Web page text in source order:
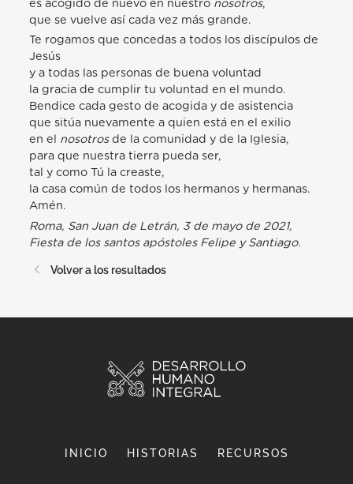
es acogido de nuevo en nuestro nosotros,
que se vuelve así cada vez más grande.
Te rogamos que concedas a todos los discípulos de
Jesús
y a todas las personas de buena voluntad
la gracia de cumplir tu voluntad en el mundo.
Bendice cada gesto de acogida y de asistencia
que sitúa nuevamente a quien está en el exilio
en el nosotrosde la comunidad y de la Iglesia,
para que nuestra tierra pueda ser,
tal y como Tú la creaste,
la casa común de todos los hermanos y hermanas.
Amén.
Roma, San Juan de Letrán, 3 de mayo de 2021,
Fiesta de los santos apóstoles Felipe y Santiago.
Volver a los resultados
INICIO HISTORIAS RECURSOS